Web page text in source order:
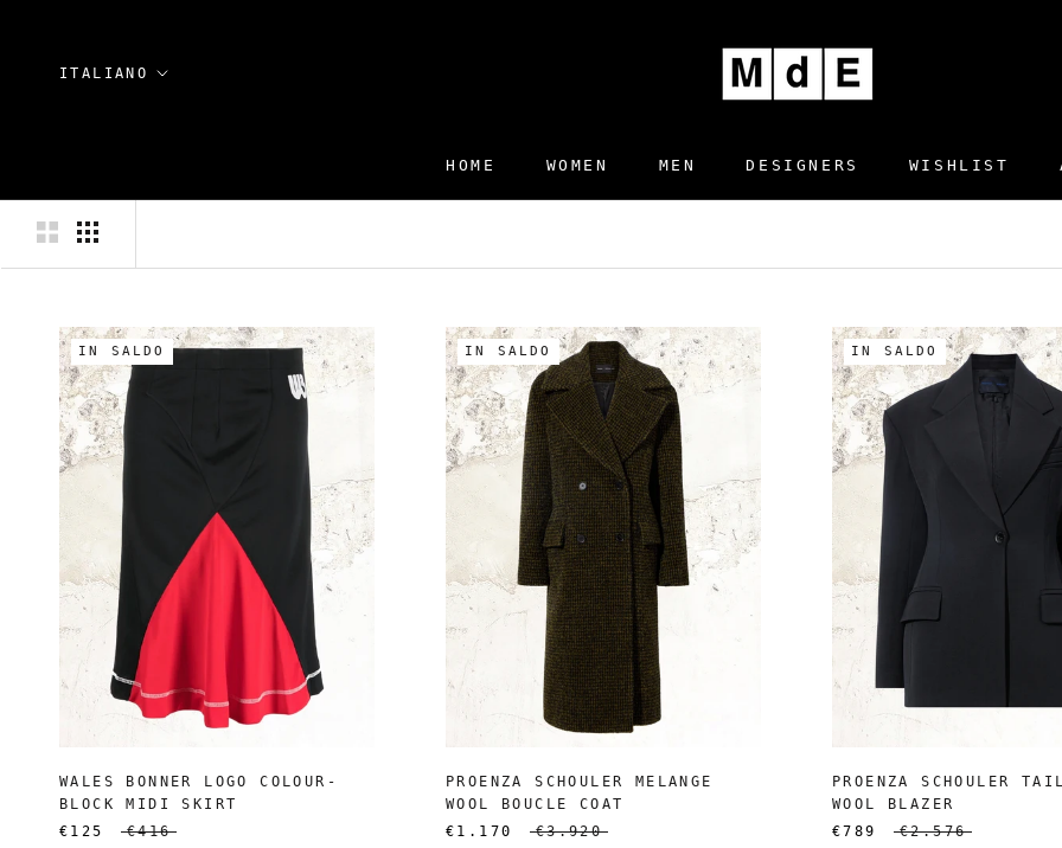
contenuto
HOME
WOMEN MEN
DESIGNERS
WISHLIST
Lingua
ITALIANO
IN SALDO
WALES BONNER LOGO COLOUR-
BLOCK MIDI SKIRT
€125
€416
IN SALDO
PROENZA SCHOULER MELANGE
WOOL BOUCLE COAT
€1.170
€3.920
IN SALDO
PROENZA SCHOULER
WOOL BLAZER
€789
€2.576